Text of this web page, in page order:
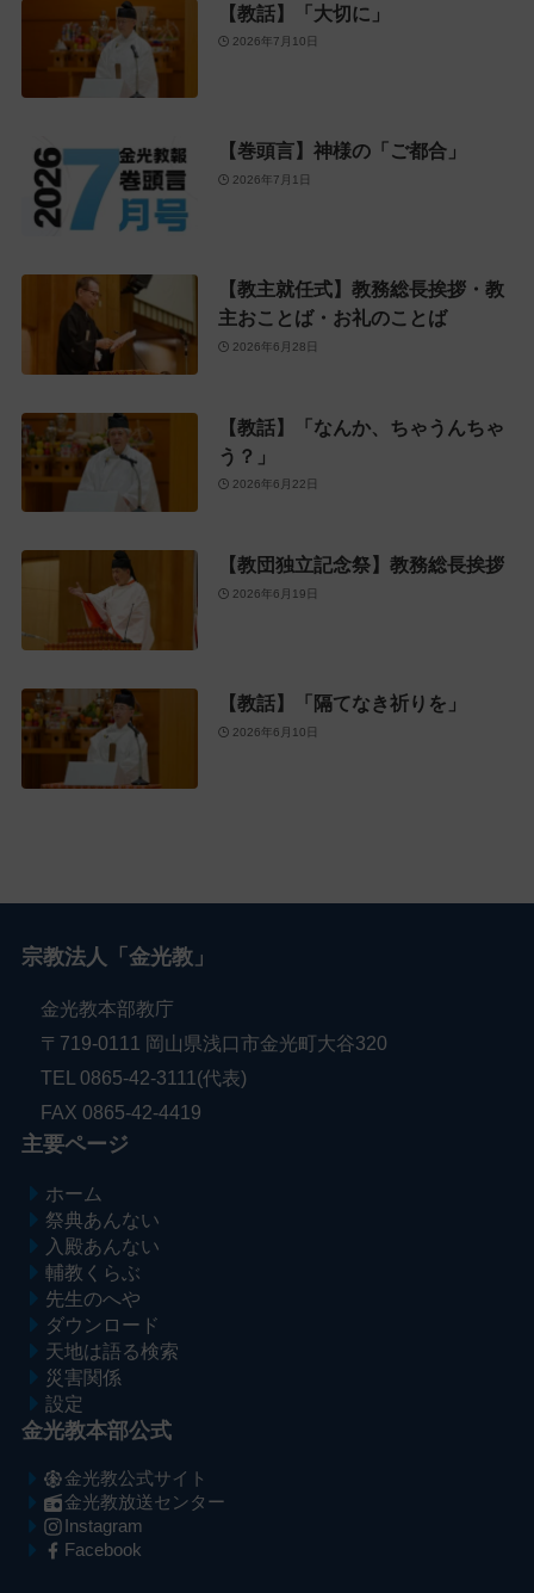
【教話】「大切に」
2026年7月10日
【巻頭言】神様の「ご都合」
2026年7月1日
【教主就任式】教務総長挨拶・教
主おことば・お礼のことば
2026年6月28日
【教話】「なんか、ちゃうんちゃ
う？」
2026年6月22日
【教団独立記念祭】教務総長挨拶
2026年6月19日
【教話】「隔てなき祈りを」
2026年6月10日
宗教法人「金光教」
金光教本部教庁
〒719-0111 岡山県浅口市金光町大谷320
TEL 0865-42-3111(代表)
FAX 0865-42-4419
主要ページ
ホーム
祭典あんない
入殿あんない
輔教くらぶ
先生のへや
ダウンロード
天地は語る検索
災害関係
設定
金光教本部公式
金光教公式サイト
金光教放送センター
Instagram
Facebook